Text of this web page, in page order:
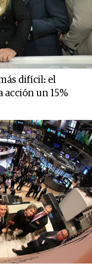
difícil: el
acción un 15%